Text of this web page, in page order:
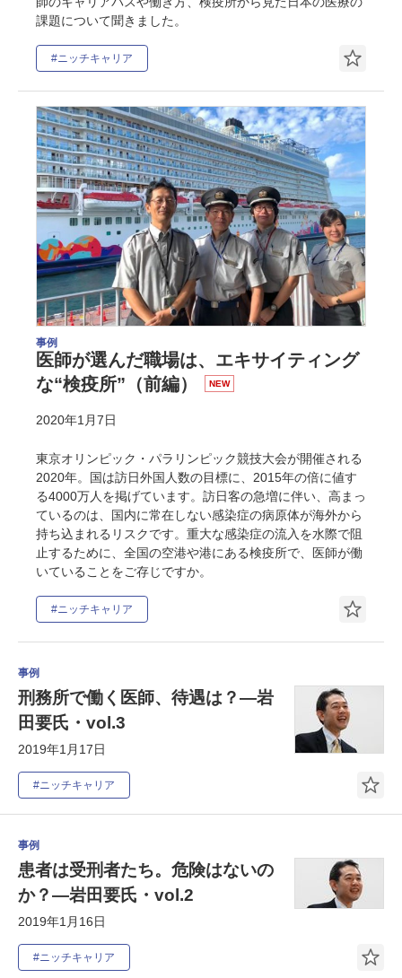
課題について聞きました。
#ニッチキャリア
事例
医師が選んだ職場は、エキサイティング
な“検疫所”（前編）
NEW
2020年1月7日
東京オリンピック・パラリンピック競技大会が開催される
2020年。国は訪日外国人数の目標に、2015年の倍に値す
る4000万人を掲げています。訪日客の急増に伴い、高まっ
ているのは、国内に常在しない感染症の病原体が海外から
持ち込まれるリスクです。重大な感染症の流入を水際で阻
止するために、全国の空港や港にある検疫所で、医師が働
いていることをご存じですか。
#ニッチキャリア
事例
刑務所で働く医師、待遇は？―岩
田要氏・vol.3
2019年1月17日
#ニッチキャリア
事例
患者は受刑者たち。危険はないの
か？―岩田要氏・vol.2
2019年1月16日
#ニッチキャリア